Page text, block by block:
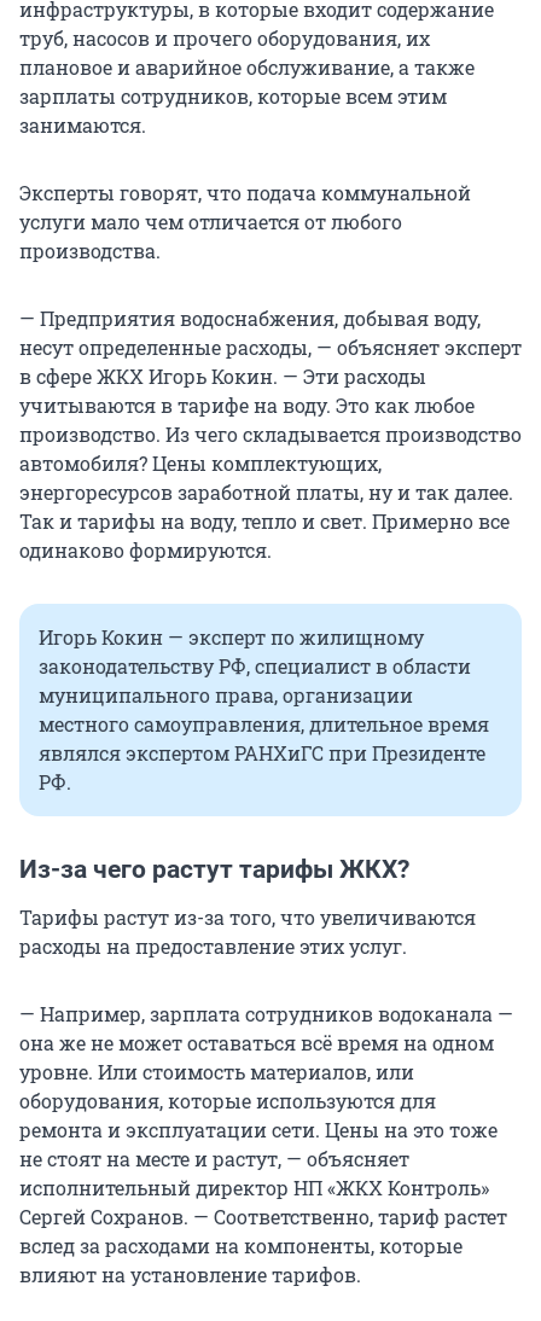
инфраструктуры, в которые входит содержание
труб, насосов и прочего оборудования, их
плановое и аварийное обслуживание, а также
зарплаты сотрудников, которые всем этим
занимаются.
Эксперты говорят, что подача коммунальной
услуги мало чем отличается от любого
производства.
— Предприятия водоснабжения, добывая воду,
несут определенные расходы, — объясняет эксперт
в сфере ЖКХ Игорь Кокин. — Эти расходы
учитываются в тарифе на воду. Это как любое
производство. Из чего складывается производство
автомобиля? Цены комплектующих,
энергоресурсов заработной платы, ну и так далее.
Так и тарифы на воду, тепло и свет. Примерно все
одинаково формируются.
Игорь Кокин — эксперт по жилищному
законодательству РФ, специалист в области
муниципального права, организации
местного самоуправления, длительное время
являлся экспертом РАНХиГС при Президенте
РФ.
Из-за чего растут тарифы ЖКХ?
Тарифы растут из-за того, что увеличиваются
расходы на предоставление этих услуг.
— Например, зарплата сотрудников водоканала —
она же не может оставаться всё время на одном
уровне. Или стоимость материалов, или
оборудования, которые используются для
ремонта и эксплуатации сети. Цены на это тоже
не стоят на месте и растут, — объясняет
исполнительный директор НП «ЖКХ Контроль»
Сергей Сохранов. — Соответственно, тариф растет
вслед за расходами на компоненты, которые
влияют на установление тарифов.